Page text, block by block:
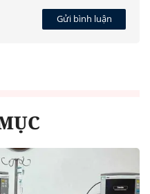
Gửi bình luận